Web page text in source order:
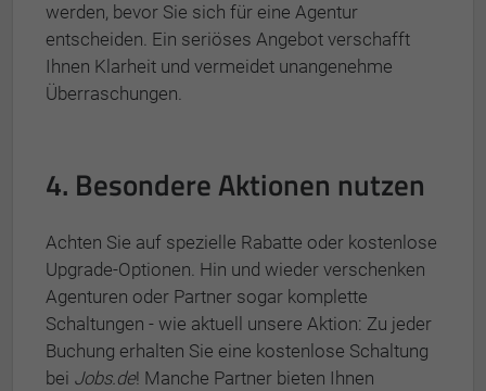
werden, bevor Sie sich für eine Agentur
entscheiden. Ein seriöses Angebot verschafft
Ihnen Klarheit und vermeidet unangenehme
Überraschungen.
4. Besondere Aktionen nutzen
Achten Sie auf spezielle Rabatte oder kostenlose
Upgrade-Optionen. Hin und wieder verschenken
Agenturen oder Partner sogar komplette
Schaltungen - wie aktuell unsere Aktion: Zu jeder
Buchung erhalten Sie eine kostenlose Schaltung
bei Jobs.de! Manche Partner bieten Ihnen